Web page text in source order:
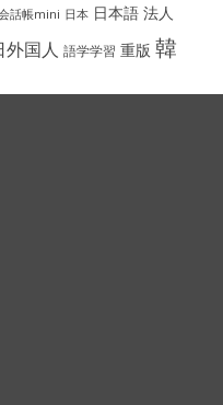
話帳mini 日本 日本語 法人
外国人 語学学習 重版 韓